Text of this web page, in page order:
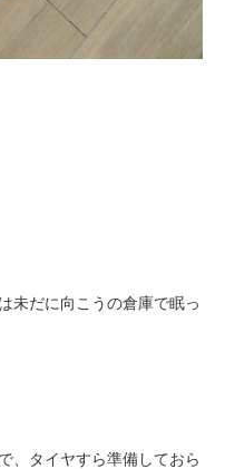
未だに向こうの倉庫で眠っ
、タイヤすら準備しておら